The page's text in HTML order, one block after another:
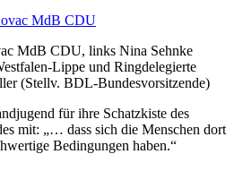
MdB CDU, links Nina Sehnke
Lippe und Ringdelegierte
(Stellv. BDL-Bundesvorsitzende)
für ihre Schatzkiste des
mit: „… dass sich die Menschen dort
Bedingungen haben.“